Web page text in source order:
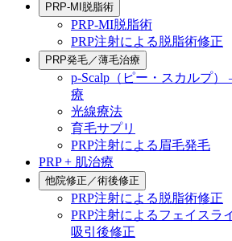
PRP-MI脱脂術
PRP-MI脱脂術
PRP注射による脱脂術修正
PRP発毛／薄毛治療
p-Scalp（ピー・スカルプ
療
光線療法
育毛サプリ
PRP注射による眉毛発毛
PRP + 肌治療
他院修正／術後修正
PRP注射による脱脂術修正
PRP注射によるフェイスラ
吸引後修正